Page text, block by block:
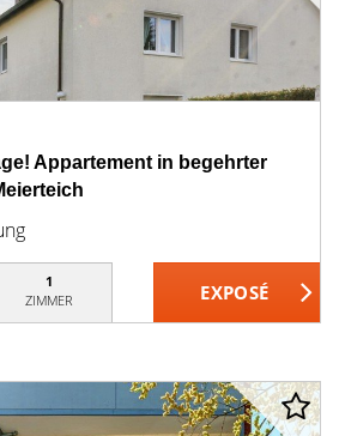
Appartement in begehrter
1
ZIMMER